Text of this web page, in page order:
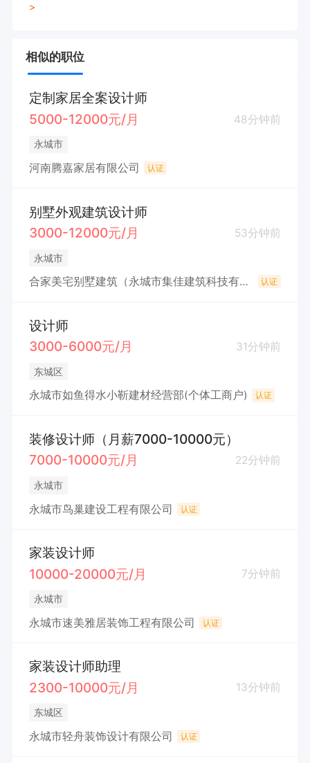
>
相似的职位
定制家居全案设计师
5000-12000元/月
48分钟前
永城市
河南腾嘉家居有限公司 认证
别墅外观建筑设计师
3000-12000元/月
53分钟前
永城市
合家美宅别墅建筑（永城市集佳建筑科技有限公司） 认证
设计师
3000-6000元/月
31分钟前
东城区
永城市如鱼得水小靳建材经营部(个体工商户) 认证
装修设计师（月薪7000-10000元）
7000-10000元/月
22分钟前
永城市
永城市鸟巢建设工程有限公司 认证
家装设计师
10000-20000元/月
7分钟前
永城市
永城市速美雅居装饰工程有限公司 认证
家装设计师助理
2300-10000元/月
13分钟前
东城区
永城市轻舟装饰设计有限公司 认证